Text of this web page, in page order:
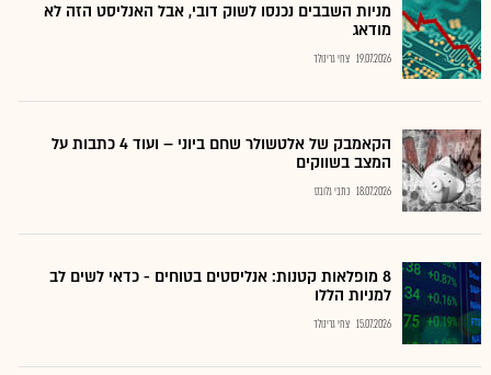
מניות השבבים נכנסו לשוק דובי, אבל האנליסט הזה לא
מודאג
19.07.2026 צחי גרינולד
הקאמבק של אלטשולר שחם ביוני – ועוד 4 כתבות על
המצב בשווקים
18.07.2026 כתבי גלובס
8 מופלאות קטנות: אנליסטים בטוחים - כדאי לשים לב
למניות הללו
15.07.2026 צחי גרינולד